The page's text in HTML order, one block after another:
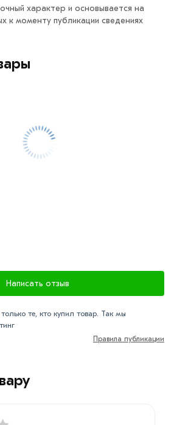
характер и основывается на
к моменту публикации сведениях
Написать отзыв
те, кто купил товар. Так мы
Правила публикации